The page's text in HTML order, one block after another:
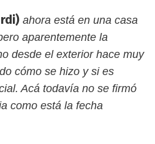
ahora está en una casa
aparentemente la
desde el exterior hace muy
cómo se hizo y si es
Acá todavía no se firmó
como está la fecha